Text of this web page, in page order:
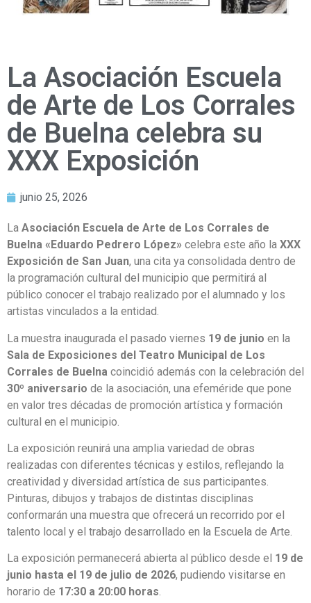
La Asociación Escuela
de Arte de Los Corrales
de Buelna celebra su
XXX Exposición
junio 25, 2026
La Asociación Escuela de Arte de Los Corrales de
Buelna «Eduardo Pedrero López» celebra este año la XXX
Exposición de San Juan, una cita ya consolidada dentro de
la programación cultural del municipio que permitirá al
público conocer el trabajo realizado por el alumnado y los
artistas vinculados a la entidad.
La muestra inaugurada el pasado viernes 19 de junio en la
Sala de Exposiciones del Teatro Municipal de Los
Corrales de Buelna coincidió además con la celebración del
30º aniversario de la asociación, una efeméride que pone
en valor tres décadas de promoción artística y formación
cultural en el municipio.
La exposición reunirá una amplia variedad de obras
realizadas con diferentes técnicas y estilos, reflejando la
creatividad y diversidad artística de sus participantes.
Pinturas, dibujos y trabajos de distintas disciplinas
conformarán una muestra que ofrecerá un recorrido por el
talento local y el trabajo desarrollado en la Escuela de Arte.
La exposición permanecerá abierta al público desde el 19 de
junio hasta el 19 de julio de 2026, pudiendo visitarse en
horario de 17:30 a 20:00 horas.